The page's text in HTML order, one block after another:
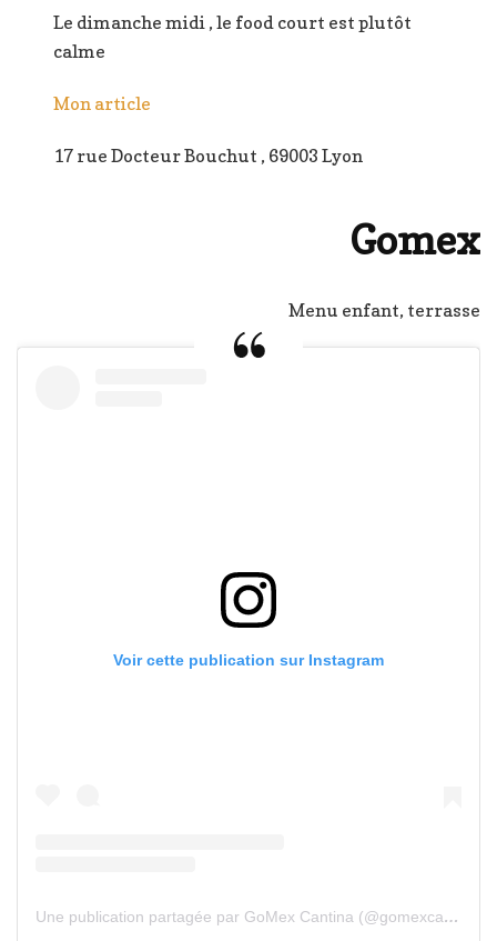
Le dimanche midi , le food court est plutôt
calme
Mon article
17 rue Docteur Bouchut , 69003 Lyon
Gomex
Menu enfant, terrasse
Voir cette publication sur Instagram
Une publication partagée par GoMex Cantina (@gomexcantina)